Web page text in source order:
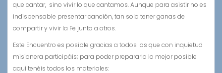
que cantar, sino vivir lo que cantamos. Aunque para asistir no es
indispensable presentar canción, tan solo tener ganas de
compartir y vivir la Fe junto a otros.
Este Encuentro es posible gracias a todos los que con inquietud
misionera participáis; para poder prepararlo lo mejor posible
aquí tenéis todos los materiales: